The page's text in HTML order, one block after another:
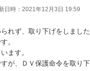
日時： 2021年12月3日 19:59
れず、取り下げをしまし
。
ます。
が、ＤＶ保護命令を取り